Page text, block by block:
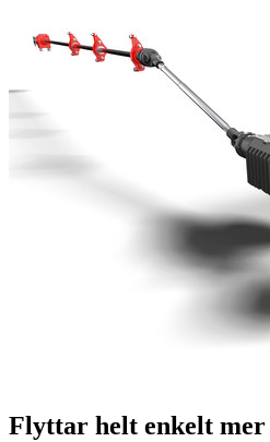
Flyttar helt enkelt mer